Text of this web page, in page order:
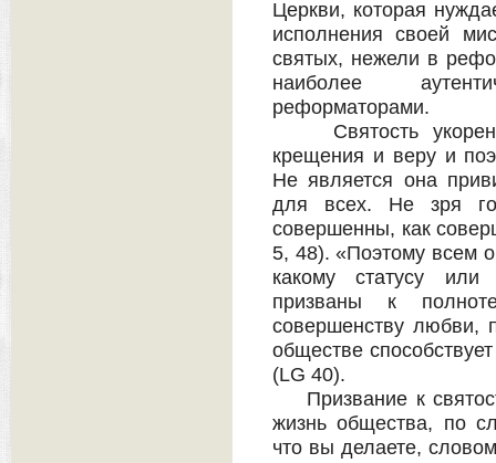
Церкви, которая
исполнения своей
святых, нежели в
наиболее
реформаторами.
Святость
крещения и веру и
Не является она
для всех. Не зря
совершенны, как
5, 48). «Поэтому всем
какому статусу
призваны к
совершенству любви,
обществе
(LG 40).
Призвание к
жизнь общества, по
что вы делаете,